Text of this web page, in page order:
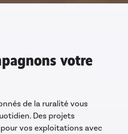
votre
de la ruralité vous
Des projets
vos exploitations avec